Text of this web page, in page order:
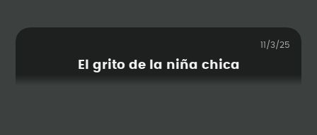
11/3/25
El grito de la niña chica